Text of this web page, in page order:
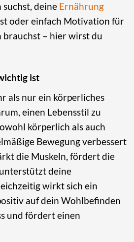
deine Ernährung
oder einfach Motivation für
brauchst – hier wirst du
ist
als nur ein körperliches
einen Lebensstil zu
körperlich als auch
Bewegung verbessert
die Muskeln, fördert die
deine
wirkt sich ein
auf dein Wohlbefinden
und fördert einen